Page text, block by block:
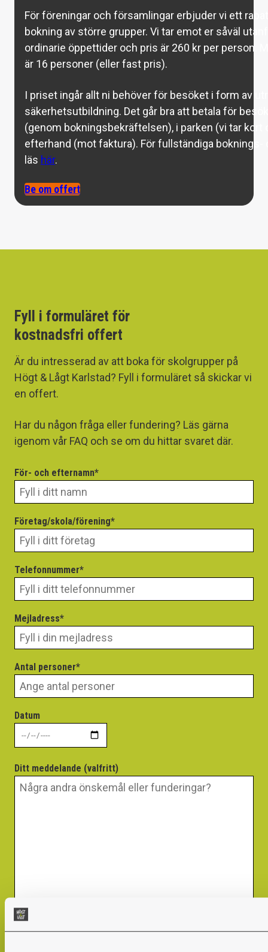
För föreningar och församlingar erbjuder vi ett
bokning av större grupper. Vi tar emot er såväl
ordinarie öppettider och pris är 260 kr per person.
är 16 personer (eller fast pris).
I priset ingår allt ni behöver för besöket i form av
säkerhetsutbildning. Det går bra att betala för
(genom bokningsbekräftelsen), i parken (vi tar kort
efterhand (mot faktura). För fullständiga boknings-
läs här.
Be om offert
Fyll i formuläret för
kostnadsfri offert
Är du intresserad av att boka för skolgrupper på
Högt & Lågt Karlstad? Fyll i formuläret så skickar vi
en offert.
Har du någon fråga eller fundering? Läs gärna
igenom vår FAQ och se om du hittar svaret där.
För- och efternamn*
Företag/skola/förening*
Telefonnummer*
Mejladress*
Antal personer*
Datum
Ditt meddelande (valfritt)